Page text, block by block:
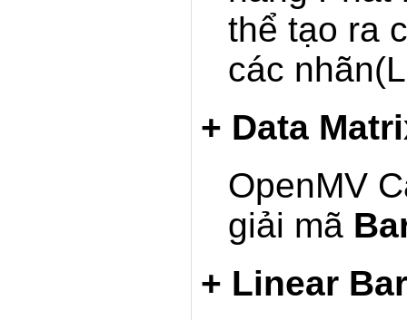
thể tạo ra
các
+ Data
OpenMV
giải mã
+ Linear